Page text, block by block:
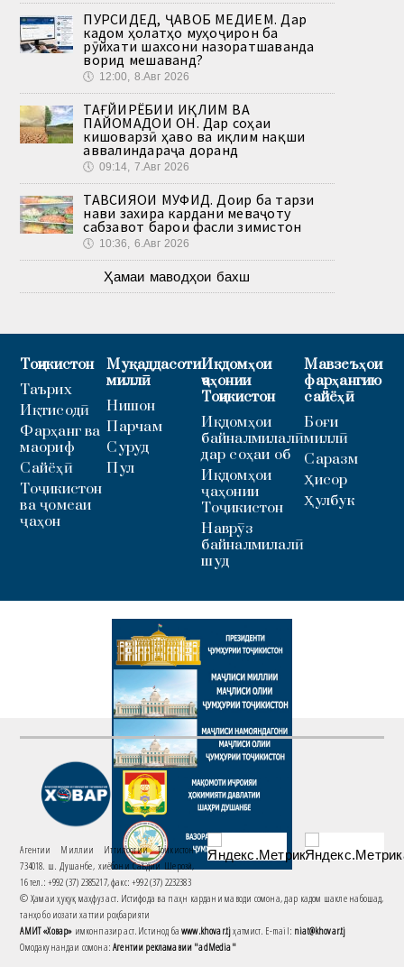
ПУРСИДЕД, ҶАВОБ МЕДИҲЕМ. Дар
кадом ҳолатҳо муҳоҷирон ба
рӯйхати шахсони назоратшаванда
ворид мешаванд?
🕔 12:00, 8.Авг 2026
ТАҒЙИРЁБИИ ИҚЛИМ ВА
ПАЙОМАДҲОИ ОН. Дар соҳаи
кишоварзӣ ҳаво ва иқлим нақши
аввалиндараҷа доранд
🕔 09:14, 7.Авг 2026
ТАВСИЯҲОИ МУФИД. Доир ба тарзи
нави захира кардани меваҷоту
сабзавот барои фасли зимистон
🕔 10:36, 6.Авг 2026
Ҳамаи маводҳои бахш
Тоҷикистон
Таърих
Иқтисодӣ
Фарҳанг ва
маориф
Сайёҳӣ
Тоҷикистон
ва ҷомеаи
ҷаҳон
Муқаддасоти
миллӣ
Нишон
Парчам
Суруд
Пул
Иқдомҳои
ҷаҳонии
Тоҷикистон
Иқдомҳои
байналмилалӣ
дар соҳаи об
Иқдомҳои
ҷаҳонии
Тоҷикистон
Наврӯз
байналмилалӣ
шуд
Мавзеъҳои
фарҳангию
сайёҳӣ
Боғи
миллӣ
Саразм
Ҳисор
Ҳулбук
Агентии Миллии Иттилоотии Тоҷикистон
734018. ш. Душанбе, хиёбони Саъдии Шерозӣ,
16 тел.: +992 (37) 2385217, факс: +992 (37) 2232383
© Ҳамаи ҳуқуқ маҳфуз аст. Истифода ва паҳн кардани маводи сомона, дар кадом шакле набошад,
танҳо бо иҷозати хаттии роҳбарияти
АМИТ «Ховар» имконпазир аст. Истинод баwww.khovar.tjҳатмист. E-mail: niat@khovar.tj
Омодакунандаи сомона:Агентии рекламавии "adMedia"